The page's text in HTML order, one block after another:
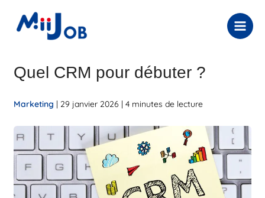
Quel CRM pour débuter ?
Marketing | 29 janvier 2026 |4 minutes de lecture